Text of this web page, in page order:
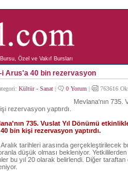
Özel ve Vakıf Bursları
i Arus'a 40 bin rezervasyon
Kültür - Sanat| 0 Yorum | 763616
Mevlana'nın 735.
rezervasyon yaptırdı.
735. Vuslat Yıl Dönümü
bin kişi rezervasyon yaptırdı.
tarihleri arasında gerçekleştirilecek
düşük olması bekleniyor.
bu yıl 20 olarak belirlendi. Diğer taraftan